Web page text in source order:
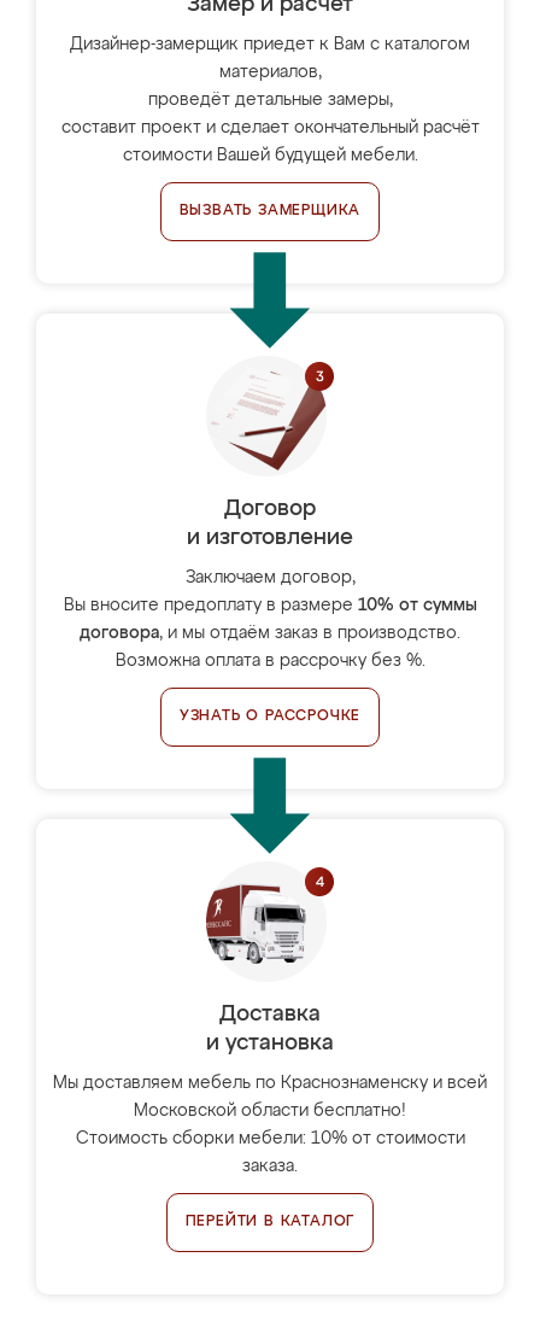
Замер и расчет
Дизайнер-замерщик приедет к Вам с каталогом
материалов,
проведёт детальные замеры,
составит проект и сделает окончательный расчёт
стоимости Вашей будущей мебели.
ВЫЗВАТЬ ЗАМЕРЩИКА
Договор
и изготовление
Заключаем договор,
Вы вносите предоплату в размере 10% от суммы
договора, и мы отдаём заказ в производство.
Возможна оплата в рассрочку без %.
УЗНАТЬ О РАССРОЧКЕ
Доставка
и установка
Мы доставляем мебель по Краснознаменску и всей
Московской области бесплатно!
Стоимость сборки мебели: 10% от стоимости
заказа.
ПЕРЕЙТИ В КАТАЛОГ